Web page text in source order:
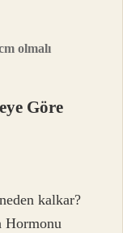
olmalı
Göre
kalkar?
Hormonu